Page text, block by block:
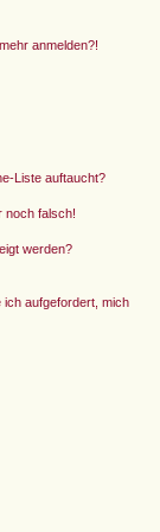
anmelden?!
Liste auftaucht?
noch falsch!
werden?
ich aufgefordert, mich